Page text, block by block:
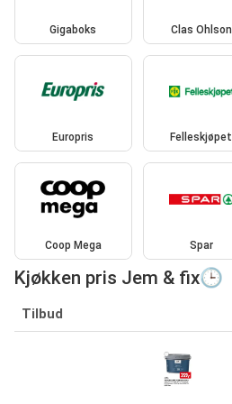
Gigaboks Clas Ohlson
Europris Felleskjøpet
Coop Mega Spar
Kjøkken pris Jem & fix🕒
Tilbud